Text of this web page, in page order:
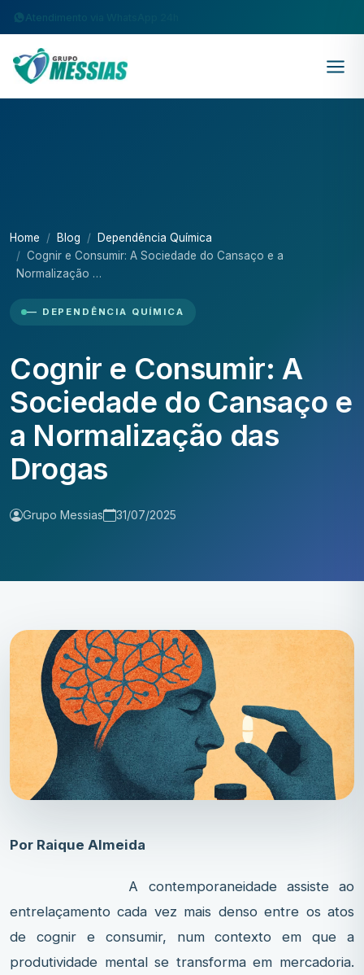
Atendimento via WhatsApp 24h
Home Blog
Dependência Química
Cognir e Consumir: A Sociedade do Cansaço e a
Normalização …
— DEPENDÊNCIA QUÍMICA
Cognir e Consumir: A
Sociedade do Cansaço e
a Normalização das
Drogas
Grupo Messias 31/07/2025
Por Raique Almeida
A contemporaneidade assiste ao
entrelaçamento cada vez mais denso entre os atos
de cognir e consumir, num contexto em que a
produtividade mental se transforma em mercadoria.